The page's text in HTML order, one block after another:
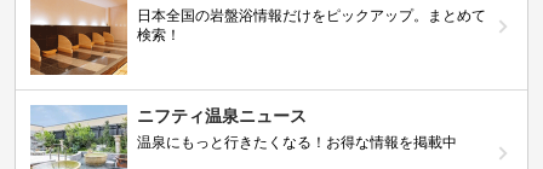
日本全国の岩盤浴情報だけをピックアップ。まとめて
検索！
ニフティ温泉ニュース
温泉にもっと行きたくなる！お得な情報を掲載中